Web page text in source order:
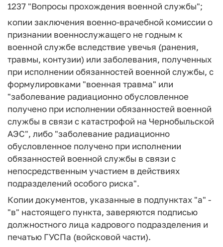
1237 "Вопросы прохождения военной службы";
копии заключения военно-врачебной комиссии о
признании военнослужащего не годным к
военной службе вследствие увечья (ранения,
травмы, контузии) или заболевания, полученных
при исполнении обязанностей военной службы, с
формулировками "военная травма" или
"заболевание радиационно обусловленное
получено при исполнении обязанностей военной
службы в связи с катастрофой на Чернобыльской
АЭС", либо "заболевание радиационно
обусловленное получено при исполнении
обязанностей военной службы в связи с
непосредственным участием в действиях
подразделений особого риска".
Копии документов, указанные в подпунктах "а" -
"в" настоящего пункта, заверяются подписью
должностного лица кадрового подразделения и
печатью ГУСПа (войсковой части).